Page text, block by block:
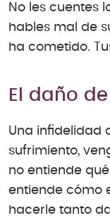
No les cuentes
hables mal de
ha cometido.
El daño
Una infidelidad
sufrimiento,
no entiende
entiende cómo
hacerle tanto